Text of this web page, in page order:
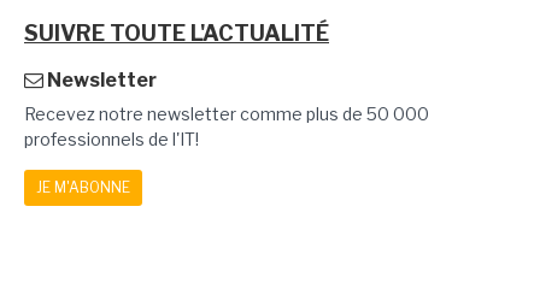
SUIVRE TOUTE L'ACTUALITÉ
Newsletter
Recevez notre newsletter comme plus de 50 000
professionnels de l'IT!
JE M'ABONNE